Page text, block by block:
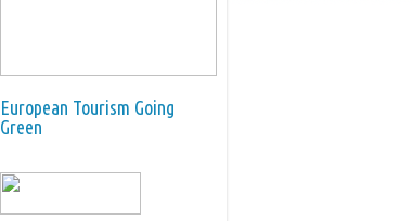
European Tourism Going
Green